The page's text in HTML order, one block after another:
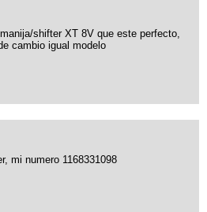
shifter XT 8V que este perfecto,
cambio igual modelo
mi numero 1168331098